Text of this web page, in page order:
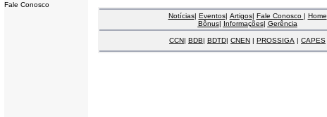
Fale Conosco
Notícias| Eventos| Artigos| Fale Conosco | Home
Bônus| Informações| Gerência
CCN| BDB| BDTD| CNEN | PROSSIGA | CAPES